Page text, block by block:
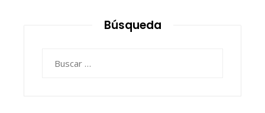
Búsqueda